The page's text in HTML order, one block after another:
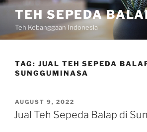
Skip
content
TEH SEPEDA
Teh Kebanggaan Indonesia
TAG: JUAL TEH SEPEDA
SUNGGUMINASA
POSTED
ON
AUGUST 9, 2022
Jual Teh Sepeda Balap di